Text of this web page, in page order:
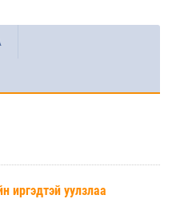
иргэдтэй уулзлаа